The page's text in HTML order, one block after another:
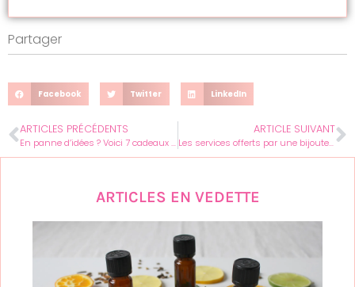
Partager
Facebook Twitter LinkedIn
ARTICLES PRÉCÉDENTS
En panne d’idées ? Voici 7 cadeaux parfaits pour votre meilleure amie
ARTICLE SUIVANT
Les services offerts par une bijouterie spécialisée dans la création des bagues diamants
ARTICLES EN VEDETTE